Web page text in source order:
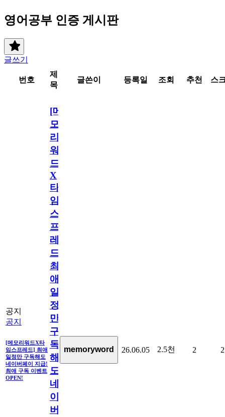
영어공부 인증 게시판
글쓰기
번호
제
목
글쓴이 등록일 조회 추천 스
공지
공지
[메모리워드X타
임스프레드] 최애
일정만 구독해도
네이버페이 지급!
최애 구독 이벤트
OPEN!
[메
모
리
워
드
X
타
임
스
프
레
드]
최
애
일
정
만
구
독
해
도
네
이
버
memoryword 26.06.05 2.5천 2 2